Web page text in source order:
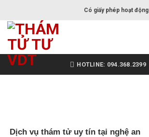
Có giấy phép hoạt động
HOTLINE: 094.368.2399
Dịch vụ thám tử uy tín tại nghệ an